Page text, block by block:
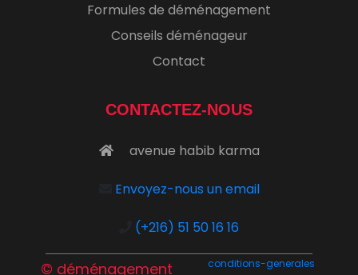
Formules de déménagement
Conseils déménageur
Contact
CONTACTEZ-NOUS
avenue habib karma
Envoyez-nous un email
(+216) 51 50 16 16
© déménagement conditions-generales